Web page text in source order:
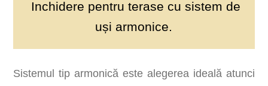
Inchidere pentru terase cu sistem de
uși armonice.
Sistemul tip armonică este alegerea ideală atunci